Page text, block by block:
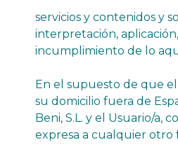
servicios y contenidos y
interpretación,
incumplimiento de lo
En el supuesto de que
su domicilio fuera de
Beni, S.L. y el Usuario/a,
expresa a cualquier otro